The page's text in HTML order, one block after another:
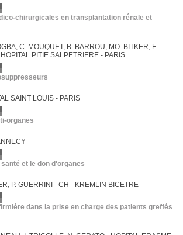
chirurgicales en transplantation rénale et
C. MOUQUET, B. BARROU, MO. BITKER, F.
PITIE SALPETRIERE - PARIS
SAINT LOUIS - PARIS
organes
et le don d'organes
P. GUERRINI - CH - KREMLIN BICETRE
dans la prise en charge des patients greffés